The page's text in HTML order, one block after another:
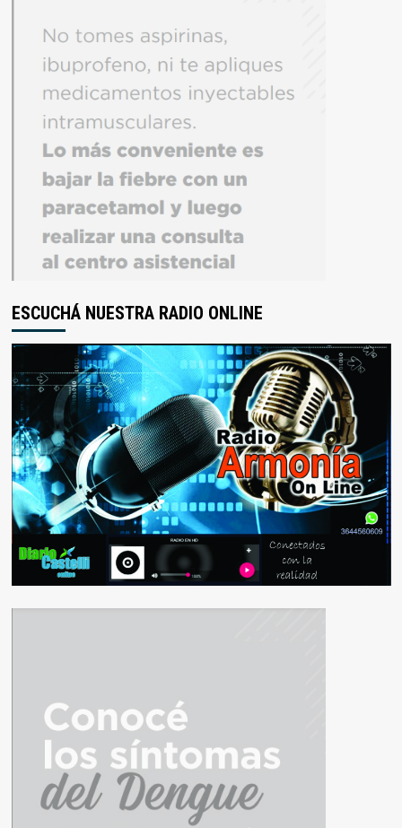
ESCUCHÁ NUESTRA RADIO ONLINE